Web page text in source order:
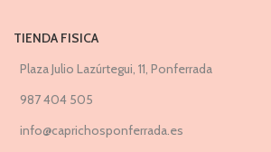
TIENDA FISICA
Plaza Julio Lazúrtegui, 11, Ponferrada
987 404 505
info@caprichosponferrada.es